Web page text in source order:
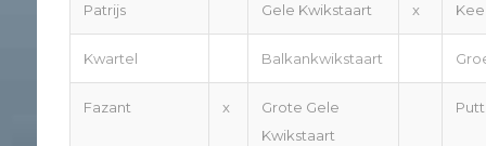
Patrijs Gele Kwikstaart x
Kwartel Balkankwikstaart
Fazant x
Grote Gele
Kwikstaart